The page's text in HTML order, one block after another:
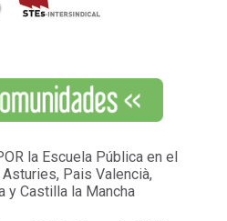
la Escuela Pública en el
Pais Valencià,
y Castilla la Mancha